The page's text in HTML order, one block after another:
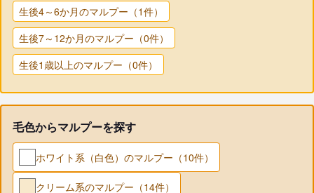
生後4～6か月のマルプー（1件）
生後7～12か月のマルプー（0件）
生後1歳以上のマルプー（0件）
毛色からマルプーを探す
ホワイト系（白色）のマルプー（10件）
クリーム系のマルプー（14件）